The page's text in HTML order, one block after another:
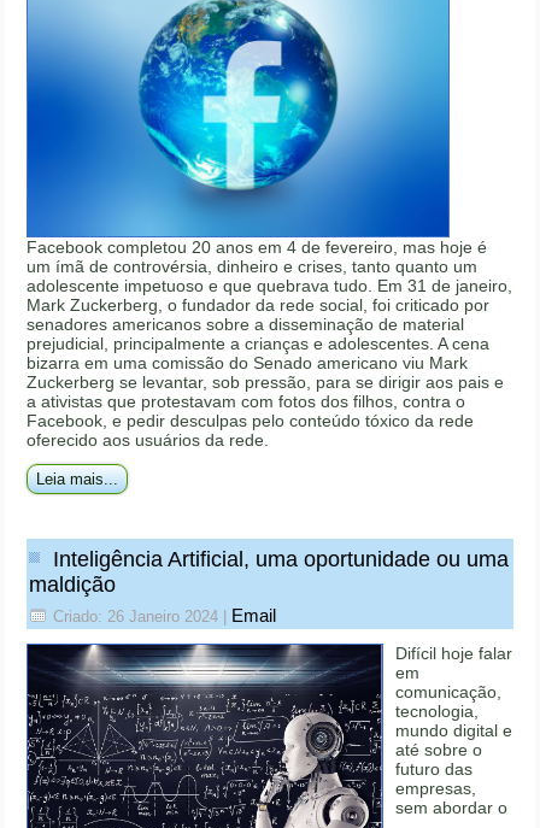
Facebook completou 20 anos em 4 de fevereiro, mas hoje é
um ímã de controvérsia, dinheiro e crises, tanto quanto um
adolescente impetuoso e que quebrava tudo. Em 31 de janeiro,
Mark Zuckerberg, o fundador da rede social, foi criticado por
senadores americanos sobre a disseminação de material
prejudicial, principalmente a crianças e adolescentes. A cena
bizarra em uma comissão do Senado americano viu Mark
Zuckerberg se levantar, sob pressão, para se dirigir aos pais e
a ativistas que protestavam com fotos dos filhos, contra o
Facebook, e pedir desculpas pelo conteúdo tóxico da rede
oferecido aos usuários da rede.
Leia mais...
Inteligência Artificial, uma oportunidade ou uma
maldição
Criado: 26 Janeiro 2024 | Email
Difícil hoje falar
em
comunicação,
tecnologia,
mundo digital e
até sobre o
futuro das
empresas,
sem abordar o